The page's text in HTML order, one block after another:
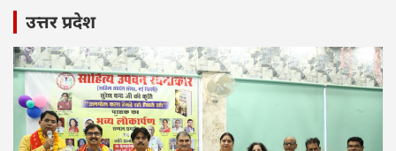
उत्तर प्रदेश